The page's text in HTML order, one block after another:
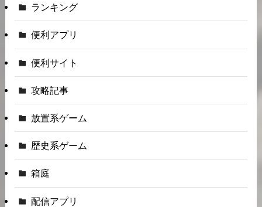
ランキング
便利アプリ
便利サイト
攻略記事
放置系ゲーム
歴史系ゲーム
箱庭
配信アプリ